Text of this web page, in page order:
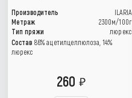
Производитель
ILARIA
Метраж
2300м/100г
Тип пряжи
люрекс
Состав 86% ацетилцеллюлоза, 14%
люрекс
260